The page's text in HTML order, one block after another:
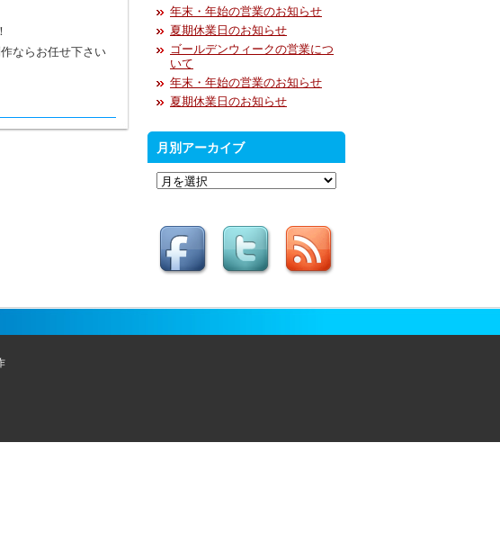
ならお任せ下さい
年末・年始の営業のお知らせ
夏期休業日のお知らせ
ゴールデンウィークの営業につ
いて
年末・年始の営業のお知らせ
夏期休業日のお知らせ
月別アーカイブ
ブ